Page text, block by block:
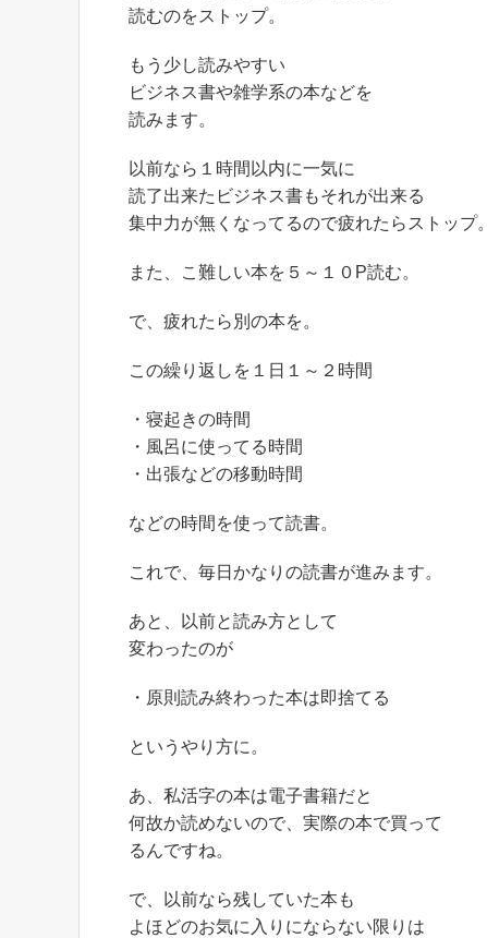
読むのをストップ。
もう少し読みやすい
ビジネス書や雑学系の本などを
読みます。
以前なら１時間以内に一気に
読了出来たビジネス書もそれが出来る
集中力が無くなってるので疲れたらストップ。
また、こ難しい本を５～１０P読む。
で、疲れたら別の本を。
この繰り返しを１日１～２時間
・寝起きの時間
・風呂に使ってる時間
・出張などの移動時間
などの時間を使って読書。
これで、毎日かなりの読書が進みます。
あと、以前と読み方として
変わったのが
・原則読み終わった本は即捨てる
というやり方に。
あ、私活字の本は電子書籍だと
何故か読めないので、実際の本で買って
るんですね。
で、以前なら残していた本も
よほどのお気に入りにならない限りは